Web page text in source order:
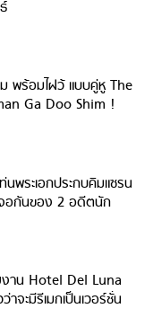
พร้อมไฝว้ แบบคู่หู The
Ga Doo Shim !
พระเอกประกบคิมแซรน
จอกันของ 2 อดีตนัก
ป!
งาน Hotel Del Luna
จะมีรีเมกเป็นเวอร์ชั่น